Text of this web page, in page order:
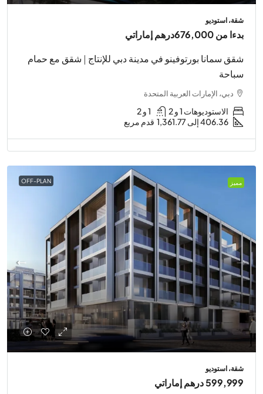
شقة، استوديو
بدءا من676,000درهم إماراتي
شقق سمانا بورتوفينو في مدينة دبي للإنتاج | شقق مع حمام
سباحة
دبي، الإمارات العربية المتحدة
الاستوديوهات 1 و 2
1 و 2
406.36 إلى 1,361.77
قدم مربع
مميز OFF-PLAN
شقة، استوديو
599,999 درهم إماراتي